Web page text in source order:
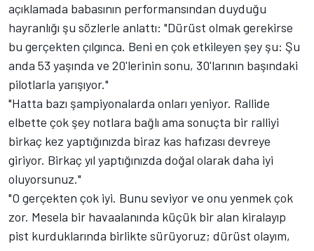
açıklamada babasının performansından duyduğu
hayranlığı şu sözlerle anlattı: "Dürüst olmak gerekirse
bu gerçekten çılgınca. Beni en çok etkileyen şey şu: Şu
anda 53 yaşında ve 20'lerinin sonu, 30'larının başındaki
pilotlarla yarışıyor."
"Hatta bazı şampiyonalarda onları yeniyor. Rallide
elbette çok şey notlara bağlı ama sonuçta bir ralliyi
birkaç kez yaptığınızda biraz kas hafızası devreye
giriyor. Birkaç yıl yaptığınızda doğal olarak daha iyi
oluyorsunuz."
"O gerçekten çok iyi. Bunu seviyor ve onu yenmek çok
zor. Mesela bir havaalanında küçük bir alan kiralayıp
pist kurduklarında birlikte sürüyoruz; dürüst olayım,